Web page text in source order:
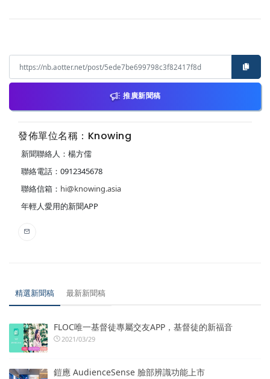
推廣新聞稿
發佈單位名稱：Knowing
新聞聯絡人：楊方儒
聯絡電話：0912345678
聯絡信箱： hi@knowing.asia
年輕人愛用的新聞APP
精選新聞稿 最新新聞稿
FLOC唯一基督徒專屬交友APP，基督徒的新福音
2021/03/29
鎧應 AudienceSense 臉部辨識功能上市